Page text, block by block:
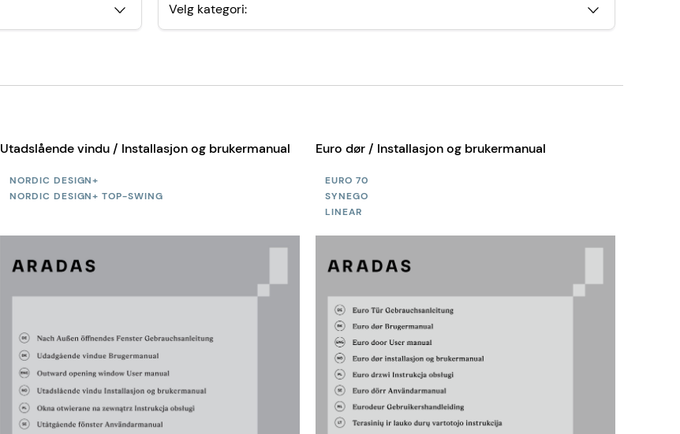
Velg kategori:
Utadslående vindu / Installasjon og brukermanual
NORDIC DESIGN+
NORDIC DESIGN+ TOP-SWING
Euro dør / Installasjon og brukermanual
EURO 70
SYNEGO
LINEAR